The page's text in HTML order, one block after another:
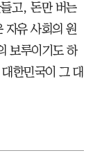
고, 돈만 버는
자유 사회의 원
보루이기도 하
한민국이 그 대